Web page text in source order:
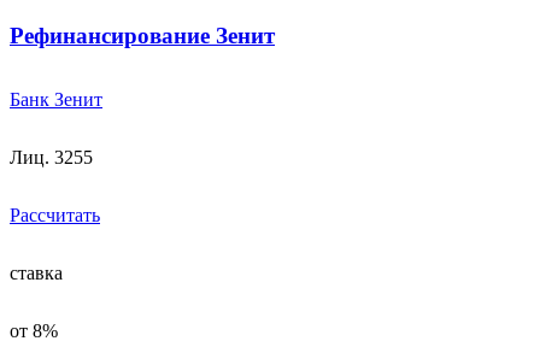
Рефинансирование Зенит
Банк Зенит
Лиц. 3255
Рассчитать
ставка
от 8%